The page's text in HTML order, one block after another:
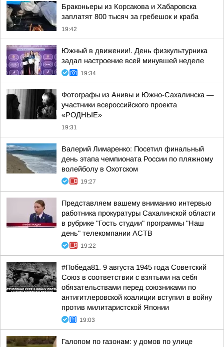
Браконьеры из Корсакова и Хабаровска
заплатят 800 тысяч за гребешок и краба
19:42
Южный в движении!. День физкультурника
задал настроение всей минувшей неделе
19:34
Фотографы из Анивы и Южно-Сахалинска —
участники всероссийского проекта
«РОДНЫЕ»
19:31
Валерий Лимаренко: Посетил финальный
день этапа чемпионата России по пляжному
волейболу в Охотском
19:27
Представляем вашему вниманию интервью
работника прокуратуры Сахалинской области
в рубрике "Гость студии" программы "Наш
день" телекомпании АСТВ
19:22
#Победа81. 9 августа 1945 года Советский
Союз в соответствии с взятыми на себя
обязательствами перед союзниками по
антигитлеровской коалиции вступил в войну
против милитаристской Японии
19:03
Галопом по газонам: у домов по улице